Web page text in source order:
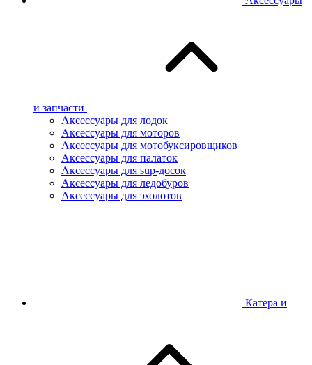
и запчасти
Аксессуары для лодок
Аксессуары для моторов
Аксессуары для мотобуксировщиков
Аксессуары для палаток
Аксессуары для sup-досок
Аксессуары для ледобуров
Аксессуары для эхолотов
Катера и